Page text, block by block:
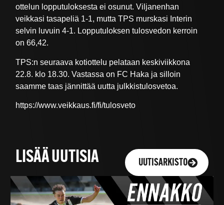
ottelun lopputuloksesta ei osunut. Viljanenhan
veikkasi tasapeliä 1-1, mutta TPS murskasi Interin
selvin luvuin 4-1. Lopputuloksen tulosvedon kerroin
on 66,42.
TPS:n seuraava kotiottelu pelataan keskiviikkona
22.8. klo 18.30. Vastassa on FC Haka ja silloin
saamme taas jännittää uutta julkkistulosvetoa.
https://www.veikkaus.fi/fi/tulosveto
LISÄÄ UUTISIA UUTISARKISTO